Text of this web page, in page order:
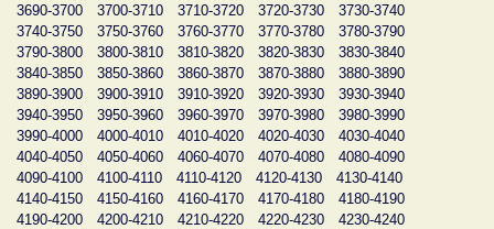
3690-3700
3700-3710 3710-3720 3720-3730
3730-3740
3740-3750
3750-3760 3760-3770 3770-3780
3780-3790
3790-3800
3800-3810 3810-3820 3820-3830
3830-3840
3840-3850
3850-3860 3860-3870 3870-3880
3880-3890
3890-3900
3900-3910 3910-3920 3920-3930
3930-3940
3940-3950
3950-3960 3960-3970 3970-3980
3980-3990
3990-4000
4000-4010 4010-4020 4020-4030
4030-4040
4040-4050
4050-4060 4060-4070 4070-4080
4080-4090
4090-4100
4100-4110 4110-4120 4120-4130
4130-4140
4140-4150
4150-4160 4160-4170 4170-4180
4180-4190
4190-4200
4200-4210 4210-4220 4220-4230
4230-4240